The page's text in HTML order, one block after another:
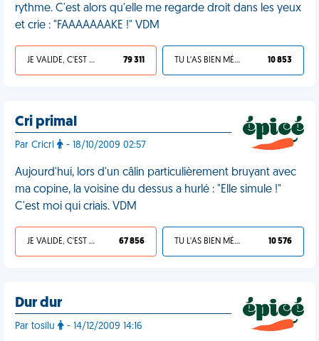
rythme. C'est alors qu'elle me regarde droit dans les yeux
et crie : "FAAAAAAAKE !" VDM
JE VALIDE, C'EST UNE VDM 79 311 TU L'AS BIEN MÉRITÉ 10 853
Cri primal
Par Cricri - 18/10/2009 02:57
Aujourd'hui, lors d'un câlin particulièrement bruyant avec
ma copine, la voisine du dessus a hurlé : "Elle simule !"
C'est moi qui criais. VDM
JE VALIDE, C'EST UNE VDM 67 856 TU L'AS BIEN MÉRITÉ 10 576
Dur dur
Par tosilu - 14/12/2009 14:16